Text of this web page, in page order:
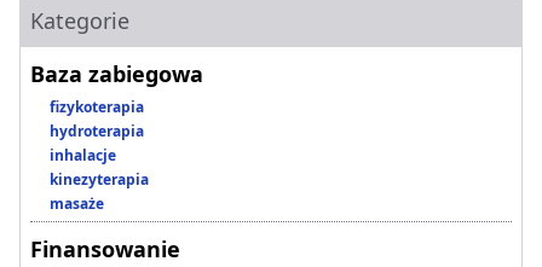
Kategorie
Baza zabiegowa
fizykoterapia
hydroterapia
inhalacje
kinezyterapia
masaże
Finansowanie